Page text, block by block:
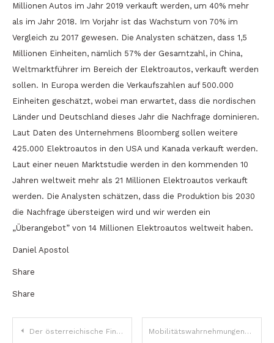
Millionen Autos im Jahr 2019 verkauft werden, um 40% mehr
als im Jahr 2018. Im Vorjahr ist das Wachstum von 70% im
Vergleich zu 2017 gewesen. Die Analysten schätzen, dass 1,5
Millionen Einheiten, nämlich 57% der Gesamtzahl, in China,
Weltmarktführer im Bereich der Elektroautos, verkauft werden
sollen. In Europa werden die Verkaufszahlen auf 500.000
Einheiten geschätzt, wobei man erwartet, dass die nordischen
Länder und Deutschland dieses Jahr die Nachfrage dominieren.
Laut Daten des Unternehmens Bloomberg sollen weitere
425.000 Elektroautos in den USA und Kanada verkauft werden.
Laut einer neuen Marktstudie werden in den kommenden 10
Jahren weltweit mehr als 21 Millionen Elektroautos verkauft
werden. Die Analysten schätzen, dass die Produktion bis 2030
die Nachfrage übersteigen wird und wir werden ein
„Überangebot” von 14 Millionen Elektroautos weltweit haben.
Daniel Apostol
Share
Share
Beitragsnavigation
Der österreichische Finanzminister über die eilige rumänische Verordnung und die österreichische Farbenlehre Mobilitätswahrnehmungen